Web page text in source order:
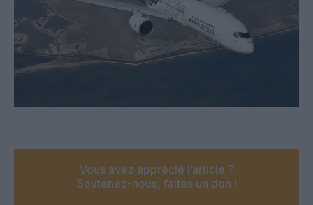
Vous avez apprécié l’article ?
Soutenez-nous, faites un don !